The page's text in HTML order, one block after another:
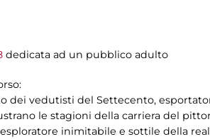
dedicata ad un pubblico adulto
dei vedutisti del Settecento,
le stagioni della carriera del
inimitabile e sottile della